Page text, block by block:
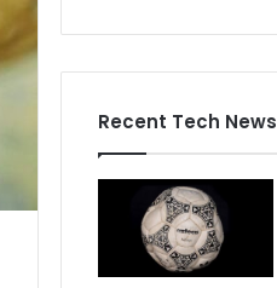
Recent Tech News